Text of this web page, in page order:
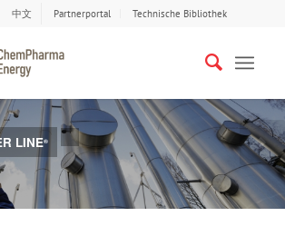
中文 Partnerportal Technische Bibliothek
LINE®